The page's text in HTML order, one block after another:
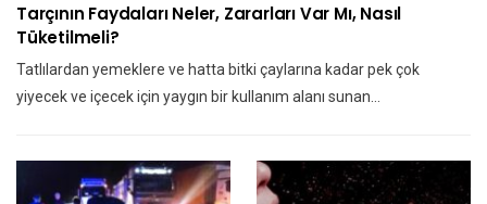
Tarçının Faydaları Neler, Zararları Var Mı, Nasıl
Tüketilmeli?
Tatlılardan yemeklere ve hatta bitki çaylarına kadar pek çok
yiyecek ve içecek için yaygın bir kullanım alanı sunan…